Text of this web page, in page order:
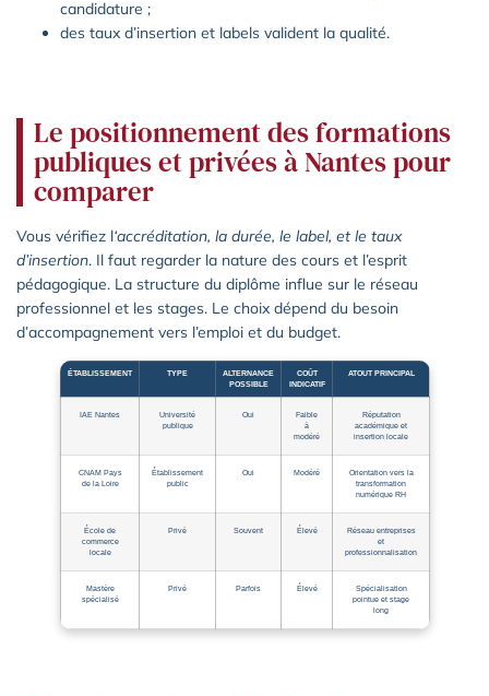
candidature ;
des taux d’insertion et labels valident la qualité.
Le positionnement des formations
publiques et privées à Nantes pour
comparer
Vous vérifiez l‘accréditation, la durée, le label, et le taux
d’insertion. Il faut regarder la nature des cours et l’esprit
pédagogique. La structure du diplôme influe sur le réseau
professionnel et les stages. Le choix dépend du besoin
d’accompagnement vers l’emploi et du budget.
ÉTABLISSEMENT TYPE
ALTERNANCE
POSSIBLE
COÛT
INDICATIF
ATOUT PRINCIPAL
IAE Nantes
Université
publique
Oui
Faible
à
modéré
Réputation
académique et
insertion locale
CNAM Pays
de la Loire
Établissement
public
Oui Modéré
Orientation vers la
transformation
numérique RH
École de
commerce
locale
Privé Souvent Élevé
Réseau entreprises
et
professionnalisation
Mastère
spécialisé
Privé Parfois Élevé
Spécialisation
pointue et stage
long